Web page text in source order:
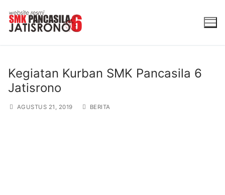
konten
Kegiatan Kurban SMK Pancasila 6
Jatisrono
AGUSTUS 21, 2019 BERITA